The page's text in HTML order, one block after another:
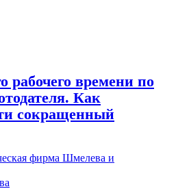
рабочего времени по
Как
сокращенный
фирма Шмелева и